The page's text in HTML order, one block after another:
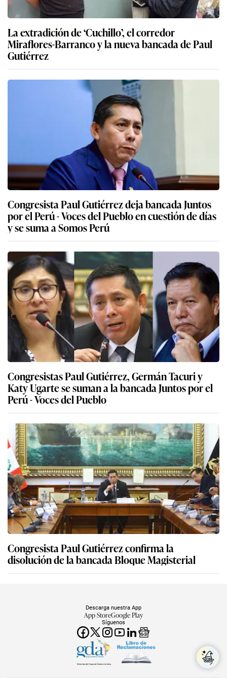
La extradición de ‘Cuchillo’, el corredor
Miraflores-Barranco y la nueva bancada de Paul
Gutiérrez
Congresista Paul Gutiérrez deja bancada Juntos
por el Perú - Voces del Pueblo en cuestión de días
y se suma a Somos Perú
Congresistas Paul Gutiérrez, Germán Tacuri y
Katy Ugarte se suman a la bancada Juntos por el
Perú - Voces del Pueblo
Congresista Paul Gutiérrez confirma la
disolución de la bancada Bloque Magisterial
Síguenos
Descarga nuestra App
App StoreGoogle Play
Miembro del Grupo de Diarios América